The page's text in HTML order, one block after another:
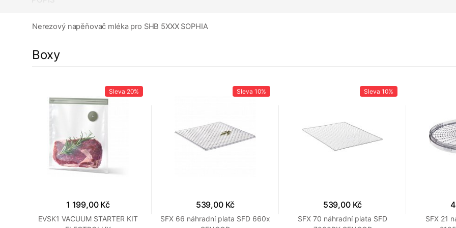
Nerezový napěňovač mléka pro SHB 5XXX SOPHIA
Boxy
Sleva 20%
1 199,00 Kč
EVSK1 VACUUM STARTER KIT
Sleva 10%
539,00 Kč
SFX 66 náhradní plata SFD 660x
Sleva 10%
539,00 Kč
SFX 70 náhradní plata SFD
SFX 21